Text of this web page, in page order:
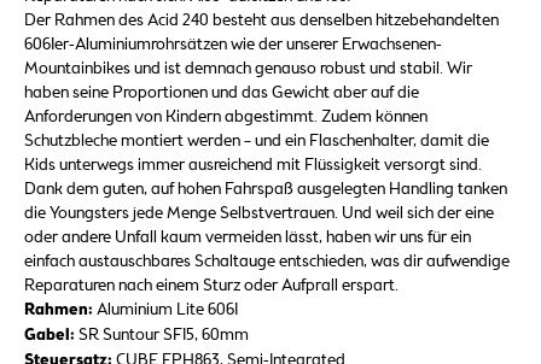
Der Rahmen des Acid 240 besteht aus denselben hitzebehandelten
6061er-Aluminiumrohrsätzen wie der unserer Erwachsenen-
Mountainbikes und ist demnach genauso robust und stabil. Wir
haben seine Proportionen und das Gewicht aber auf die
Anforderungen von Kindern abgestimmt. Zudem können
Schutzbleche montiert werden – und ein Flaschenhalter, damit die
Kids unterwegs immer ausreichend mit Flüssigkeit versorgt sind.
Dank dem guten, auf hohen Fahrspaß ausgelegten Handling tanken
die Youngsters jede Menge Selbstvertrauen. Und weil sich der eine
oder andere Unfall kaum vermeiden lässt, haben wir uns für ein
einfach austauschbares Schaltauge entschieden, was dir aufwendige
Reparaturen nach einem Sturz oder Aufprall erspart.
Rahmen: Aluminium Lite 6061
Gabel: SR Suntour SF15, 60mm